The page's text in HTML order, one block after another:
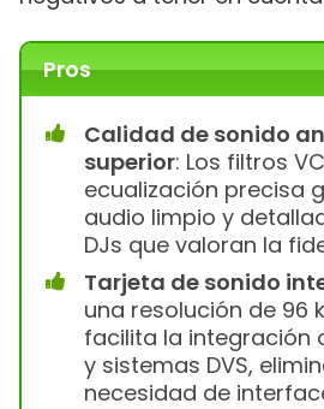
Pros
Calidad de sonido
superior: Los filtros
ecualización precisa
audio limpio y
DJs que valoran la
Tarjeta de sonido
una resolución de 96
facilita la integración
y sistemas DVS,
necesidad de